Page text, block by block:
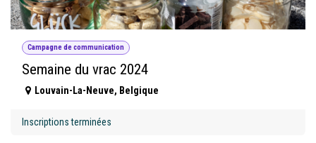
Campagne de communication
Semaine du vrac 2024
Louvain-La-Neuve, Belgique
Inscriptions terminées